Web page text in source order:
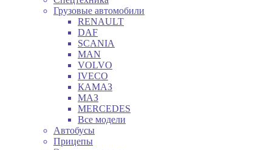
Грузовые автомобили
RENAULT
DAF
SCANIA
MAN
VOLVO
IVECO
КАМАЗ
МАЗ
MERCEDES
Все модели
Автобусы
Прицепы